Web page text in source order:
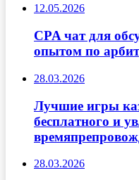
12.05.2026
CPA чат для
опытом по
28.03.2026
Лучшие игры
бесплатного и
28.03.2026